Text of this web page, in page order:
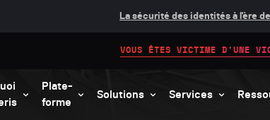
La sécurité des identités à l'ère
Plate-
forme
Solutions Services
VOUS ÊTES VICTIME D'UNE